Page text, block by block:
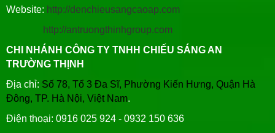
Website: http://denchieusangcaoap.com
http://antruongthinhgroup.com
CHI NHÁNH CÔNG TY TNHH CHIẾU SÁNG AN
TRƯỜNG THỊNH
Địa chỉ: Số 78, Tổ 3 Đa Sĩ, Phường Kiến Hưng, Quận Hà
Đông, TP. Hà Nội, Việt Nam.
Điện thoại: 0916 025 924 - 0932 150 636